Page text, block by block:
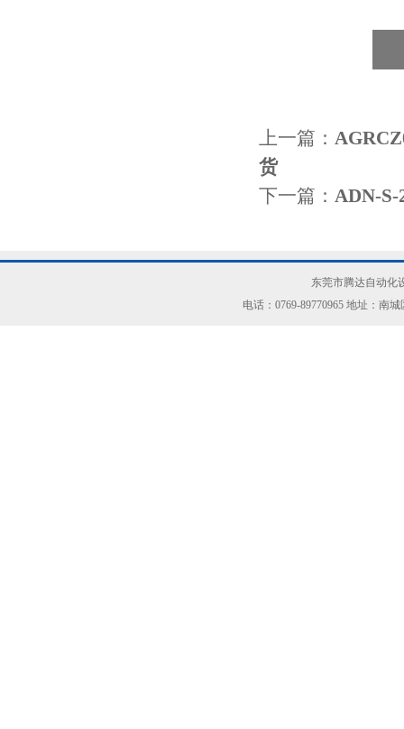
上一篇：
货
下一篇： ADN-
东莞市腾达自动化
电话：0769-89770965 地址：南